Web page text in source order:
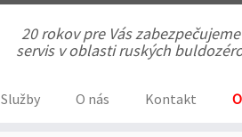
20 rokov pre Vás
servis v oblasti ruských
Služby O nás Kontakt